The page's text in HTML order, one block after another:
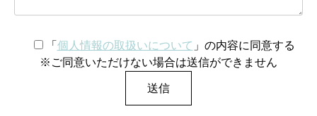
「 個人情報の取扱いについて 」の内容に同意する
※ご同意いただけない場合は送信ができません